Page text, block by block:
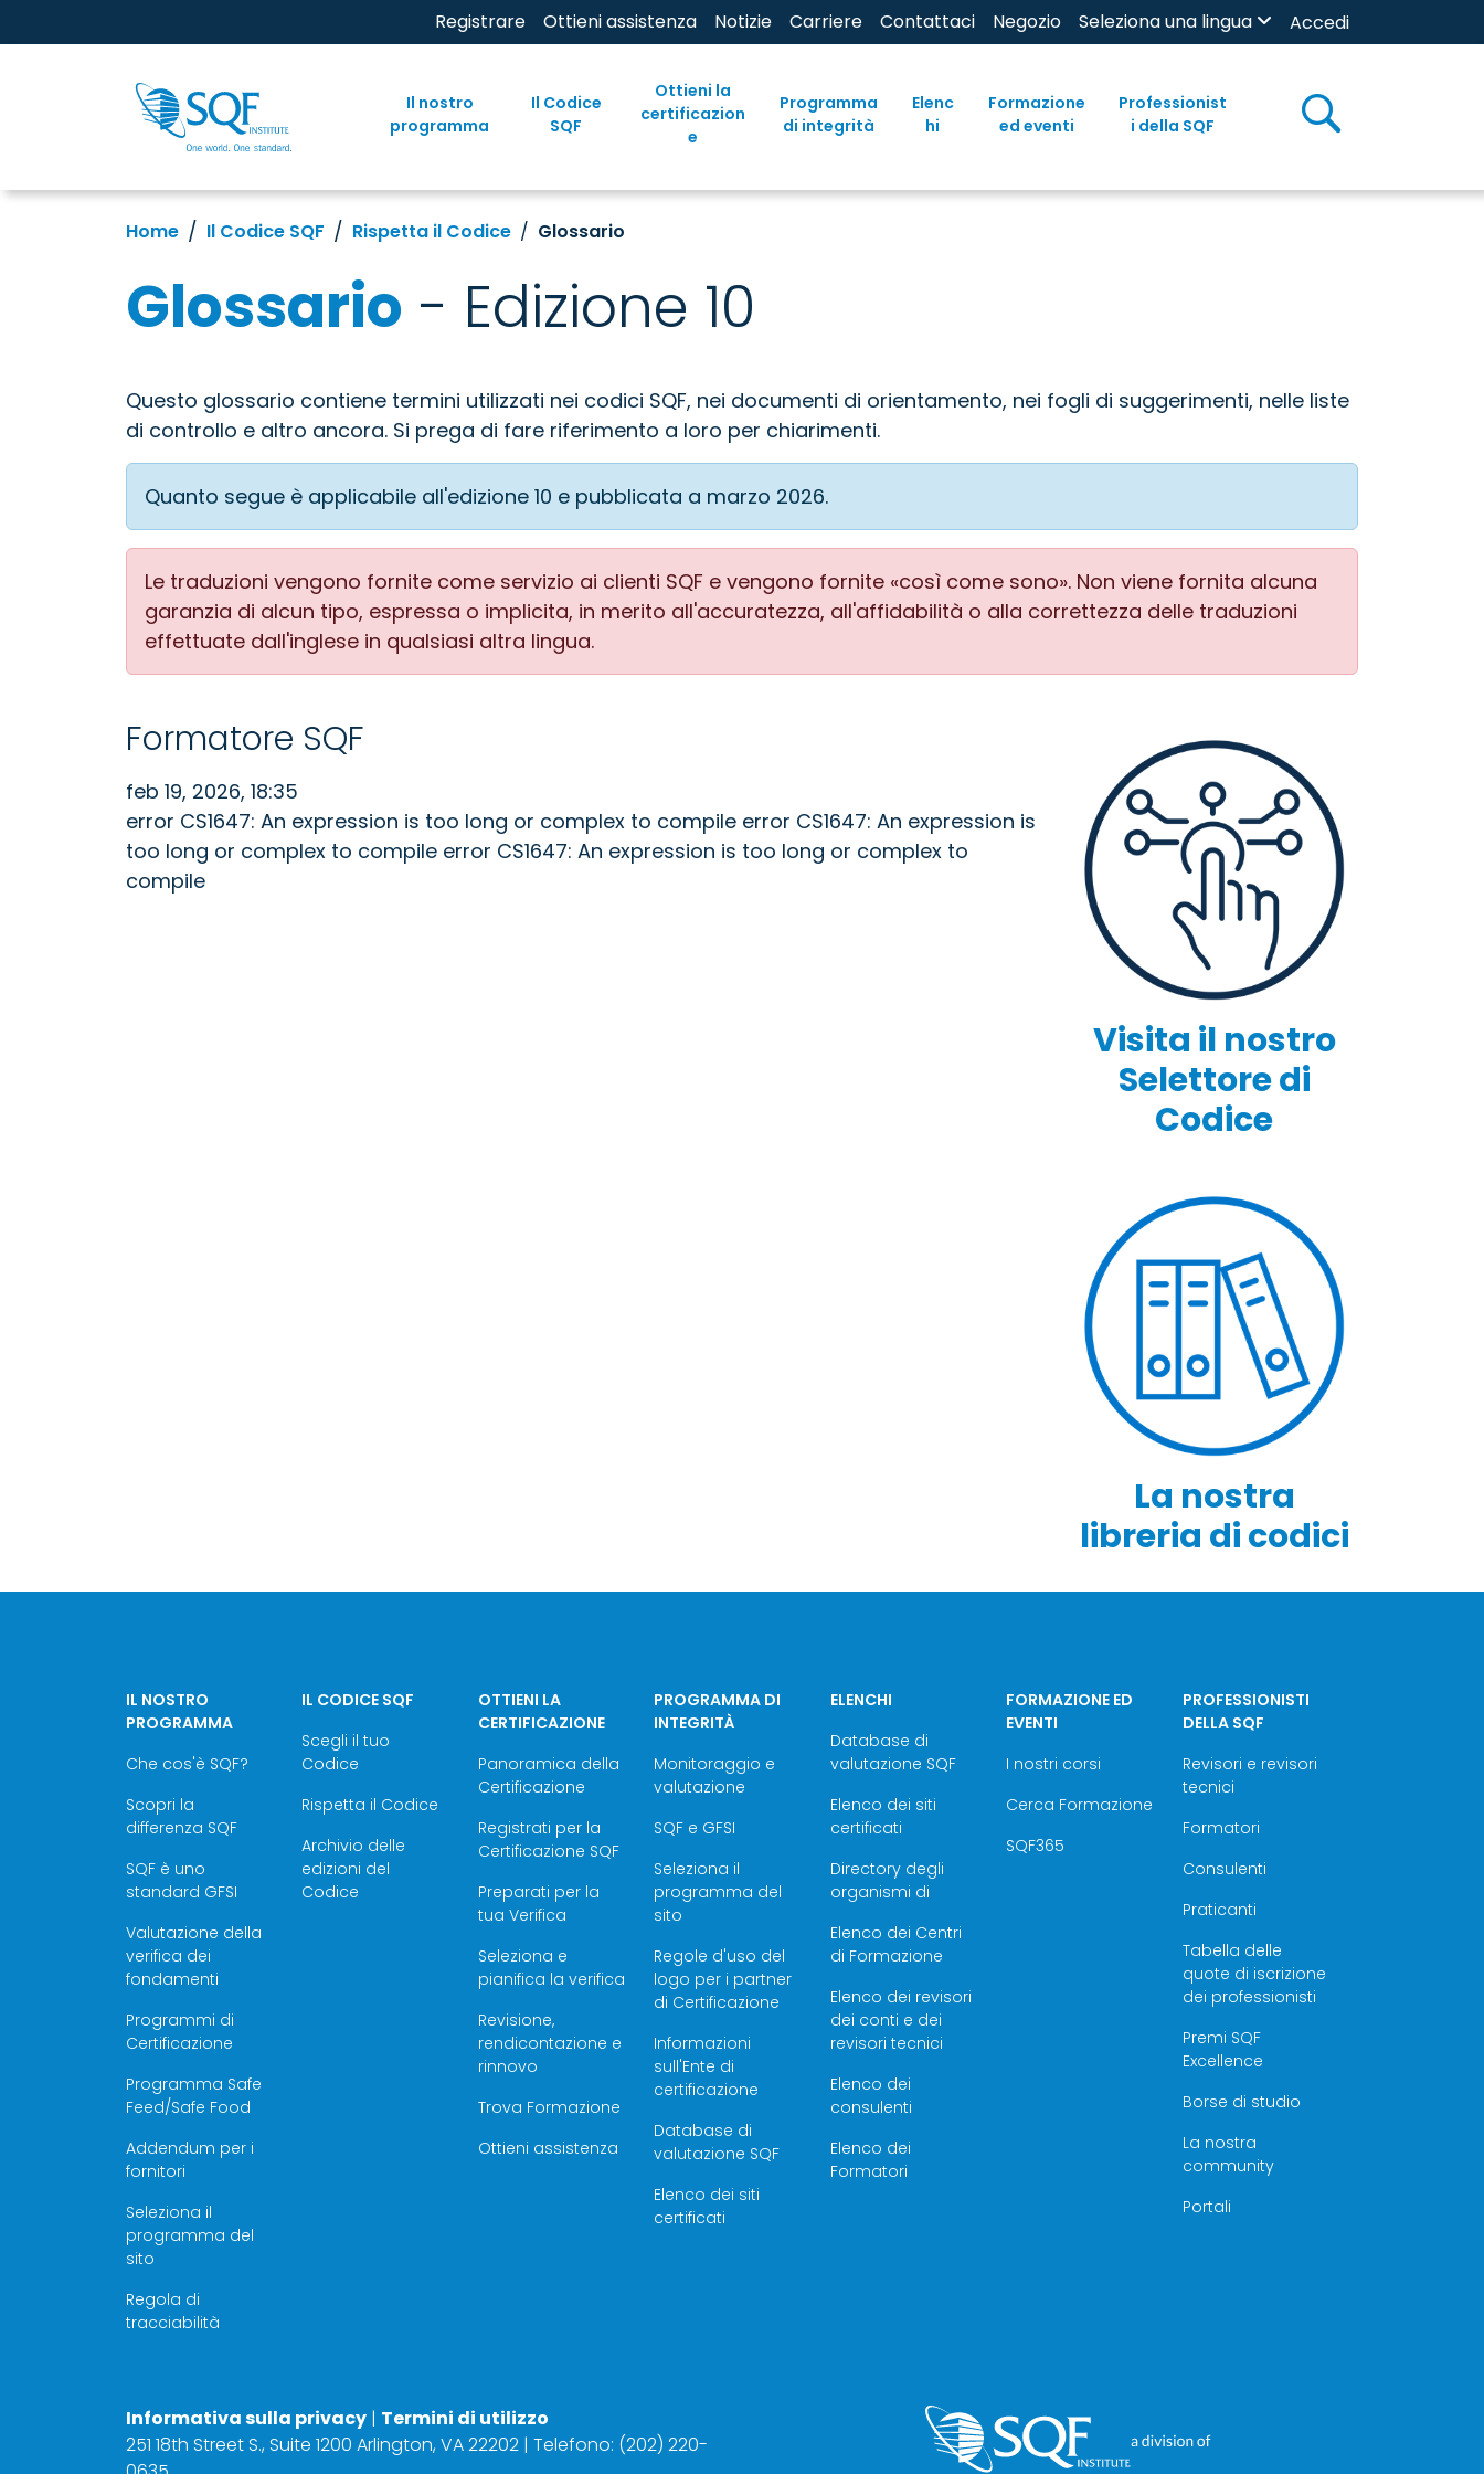
Registrare Ottieni assistenza Notizie Carriere Contattaci Negozio Seleziona una lingua Accedi
Il nostro
programma
Il Codice
SQF
Ottieni la
certificazion
e
Programma
di integrità
Elenc
hi
Formazione
ed eventi
Professionist
i della SQF
Home Il Codice SQF Rispetta il Codice Glossario
Glossario - Edizione 10
Questo glossario contiene termini utilizzati nei codici SQF, nei documenti di orientamento, nei fogli di suggerimenti, nelle liste
di controllo e altro ancora. Si prega di fare riferimento a loro per chiarimenti.
Quanto segue è applicabile all'edizione 10 e pubblicata a marzo 2026.
Le traduzioni vengono fornite come servizio ai clienti SQF e vengono fornite «così come sono». Non viene fornita alcuna
garanzia di alcun tipo, espressa o implicita, in merito all'accuratezza, all'affidabilità o alla correttezza delle traduzioni
effettuate dall'inglese in qualsiasi altra lingua.
Formatore SQF
feb 19, 2026, 18:35
error CS1647: An expression is too long or complex to compile error CS1647: An expression is
too long or complex to compile error CS1647: An expression is too long or complex to
compile
Visita il nostro
Selettore di
Codice
La nostra
libreria di codici
IL NOSTRO
PROGRAMMA
Che cos'è SQF?
Scopri la
differenza SQF
SQF è uno
standard GFSI
Valutazione della
verifica dei
fondamenti
Programmi di
Certificazione
Programma Safe
Feed/Safe Food
Addendum per i
fornitori
Seleziona il
programma del
sito
Regola di
tracciabilità
IL CODICE SQF
Scegli il tuo
Codice
Rispetta il Codice
Archivio delle
edizioni del
Codice
OTTIENI LA
CERTIFICAZIONE
Panoramica della
Certificazione
Registrati per la
Certificazione SQF
Preparati per la
tua Verifica
Seleziona e
pianifica la verifica
Revisione,
rendicontazione e
rinnovo
Trova Formazione
Ottieni assistenza
PROGRAMMA DI
INTEGRITÀ
Monitoraggio e
valutazione
SQF e GFSI
Seleziona il
programma del
sito
Regole d'uso del
logo per i partner
di Certificazione
Informazioni
sull'Ente di
certificazione
Database di
valutazione SQF
Elenco dei siti
certificati
ELENCHI
Database di
valutazione SQF
Elenco dei siti
certificati
Directory degli
organismi di
Elenco dei Centri
di Formazione
Elenco dei revisori
dei conti e dei
revisori tecnici
Elenco dei
consulenti
Elenco dei
Formatori
FORMAZIONE ED
EVENTI
I nostri corsi
Cerca Formazione
SQF365
PROFESSIONISTI
DELLA SQF
Revisori e revisori
tecnici
Formatori
Consulenti
Praticanti
Tabella delle
quote di iscrizione
dei professionisti
Premi SQF
Excellence
Borse di studio
La nostra
community
Portali
Informativa sulla privacy | Termini di utilizzo
251 18th Street S., Suite 1200 Arlington, VA 22202 | Telefono: (202) 220-